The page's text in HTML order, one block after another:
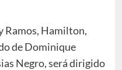
Ramos, Hamilton,
de Dominique
Negro, será dirigido